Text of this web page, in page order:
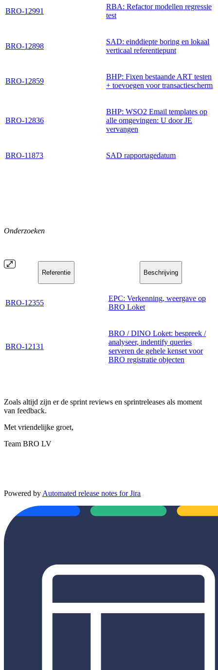
BRO-12991
RBA: Refactor modellen regressie
test
BRO-12898
SAD: einddiepte boring en lokaal
verticaal referentiepunt
BRO-12859
BHP: Fixen bestaande ART testen
+ toevoegen voor transactiescherm
BRO-12836
BHP: WSO2 Email templates op
alle omgevingen: U door JE
vervangen
BRO-11873 SAD rapportagedatum
Onderzoeken
Referentie Beschrijving
BRO-12355
EPC: Verkenning, weergave op
BRO Loket
BRO-12131
BRO / DINO Loket: bespreek /
analyseer, indentify queries
serveren de gehele kenset voor
BRO registratie objecten
Zoals altijd zijn er de sprint reviews en sprintreleases als moment
van feedback.
Met vriendelijke groet,
Team BRO LV
Powered by Automated release notes for Jira